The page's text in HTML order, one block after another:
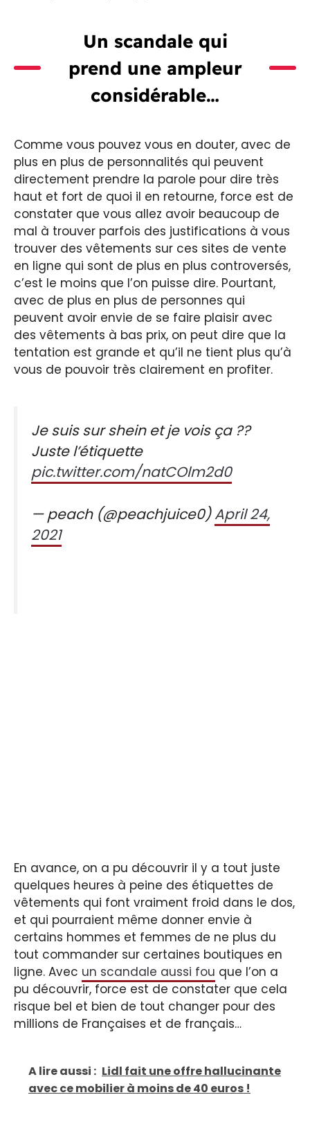
Un scandale qui
prend une ampleur
considérable…
Comme vous pouvez vous en douter, avec de
plus en plus de personnalités qui peuvent
directement prendre la parole pour dire très
haut et fort de quoi il en retourne, force est de
constater que vous allez avoir beaucoup de
mal à trouver parfois des justifications à vous
trouver des vêtements sur ces sites de vente
en ligne qui sont de plus en plus controversés,
c’est le moins que l’on puisse dire. Pourtant,
avec de plus en plus de personnes qui
peuvent avoir envie de se faire plaisir avec
des vêtements à bas prix, on peut dire que la
tentation est grande et qu’il ne tient plus qu’à
vous de pouvoir très clairement en profiter.
Je suis sur shein et je vois ça ??
Juste l’étiquette
pic.twitter.com/natCOlm2d0
— peach (@peachjuice0)April 24,
2021
En avance, on a pu découvrir il y a tout juste
quelques heures à peine des étiquettes de
vêtements qui font vraiment froid dans le dos,
et qui pourraient même donner envie à
certains hommes et femmes de ne plus du
tout commander sur certaines boutiques en
ligne. Avec un scandale aussi fou que l’on a
pu découvrir, force est de constater que cela
risque bel et bien de tout changer pour des
millions de Françaises et de français…
A lire aussi : Lidl fait une offre hallucinante
avec ce mobilier à moins de 40 euros !